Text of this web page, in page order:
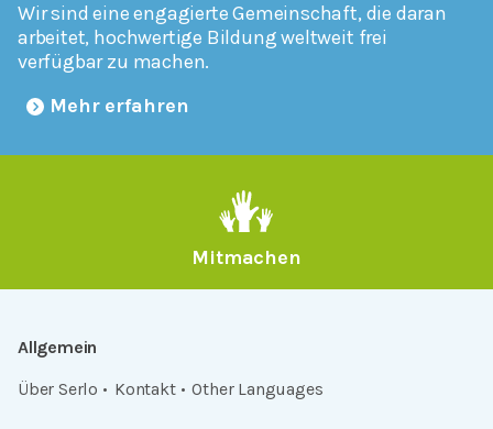
Wir sind eine engagierte Gemeinschaft, die daran
arbeitet, hochwertige Bildung weltweit frei
verfügbar zu machen.
Mehr erfahren
Mitmachen
Allgemein
Über Serlo
Kontakt Other Languages